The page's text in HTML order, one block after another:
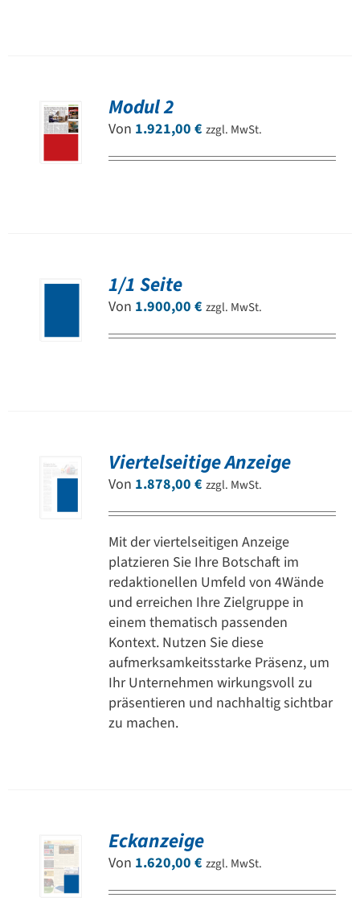
Modul 2
Von 1.921,00 € zzgl. MwSt.
1/1 Seite
Von 1.900,00 € zzgl. MwSt.
Viertelseitige Anzeige
Von 1.878,00 € zzgl. MwSt.
Mit der viertelseitigen Anzeige
platzieren Sie Ihre Botschaft im
redaktionellen Umfeld von 4Wände
und erreichen Ihre Zielgruppe in
einem thematisch passenden
Kontext. Nutzen Sie diese
aufmerksamkeitsstarke Präsenz, um
Ihr Unternehmen wirkungsvoll zu
präsentieren und nachhaltig sichtbar
zu machen.
Eckanzeige
Von 1.620,00 € zzgl. MwSt.